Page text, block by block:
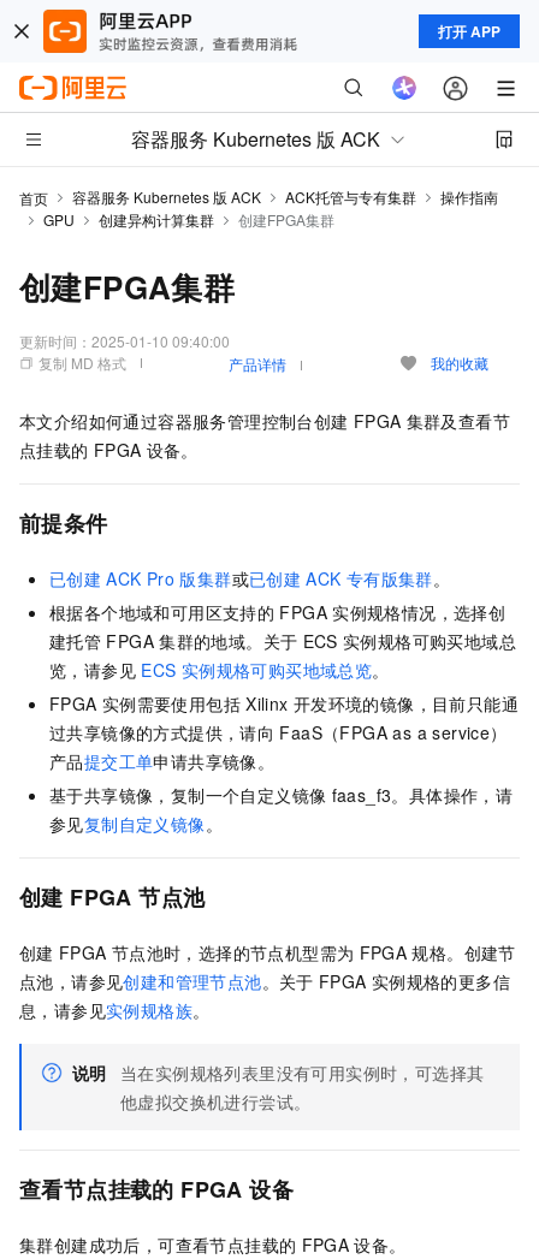
打开 APP
容器服务 Kubernetes 版 ACK
首页 容器服务 Kubernetes 版 ACK ACK托管与专有集群
操作指南
GPU
创建异构计算集群 创建FPGA集群
创建FPGA集群
更新时间： 2025-01-10 09:40:00
复制 MD 格式
产品详情 我的收藏
本文介绍如何通过容器服务管理控制台创建 FPGA 集群及查看节
点挂载的 FPGA 设备。
前提条件
已创建 ACK Pro 版集群或已创建 ACK 专有版集群。
根据各个地域和可用区支持的 FPGA 实例规格情况，选择创
建托管 FPGA 集群的地域。关于 ECS 实例规格可购买地域总
览，请参见 ECS 实例规格可购买地域总览。
FPGA 实例需要使用包括 Xilinx 开发环境的镜像，目前只能通
过共享镜像的方式提供，请向 FaaS（FPGA as a service）
产品提交工单申请共享镜像。
基于共享镜像，复制一个自定义镜像 faas_f3。具体操作，请
参见复制自定义镜像。
创建 FPGA 节点池
创建 FPGA 节点池时，选择的节点机型需为 FPGA 规格。创建节
点池，请参见创建和管理节点池。关于 FPGA 实例规格的更多信
息，请参见实例规格族。
说明
当在实例规格列表里没有可用实例时，可选择其
他虚拟交换机进行尝试。
查看节点挂载的 FPGA 设备
集群创建成功后，可查看节点挂载的 FPGA 设备。